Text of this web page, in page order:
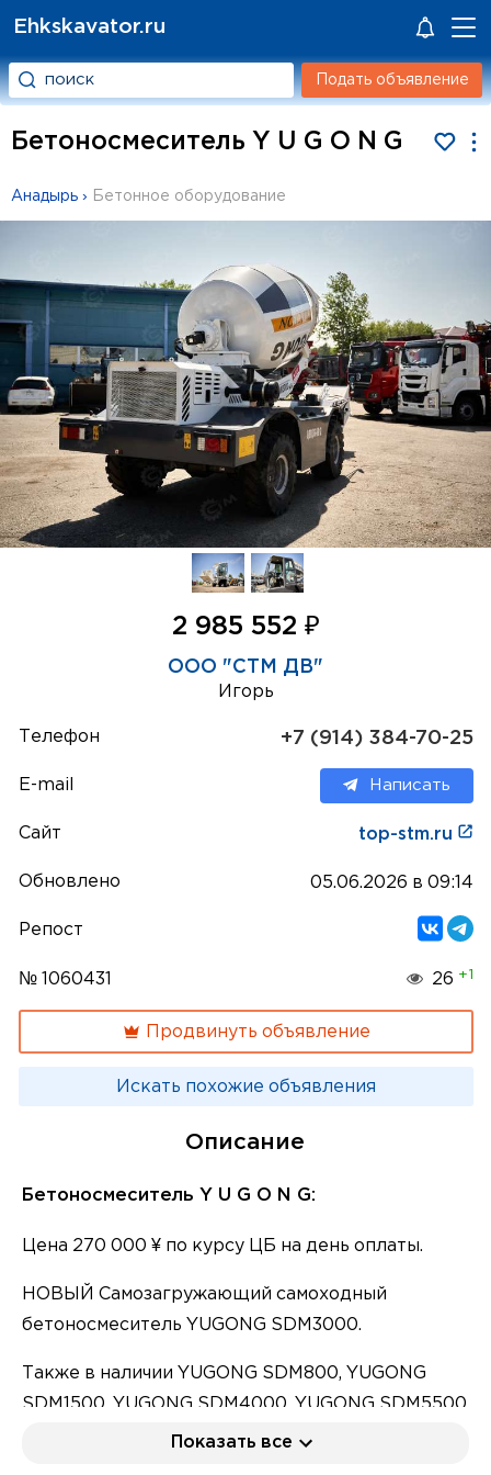
Ehkskavator.ru
Подать объявление
Бетоносмеситель Y U G O N G
Анадырь › Бетонное оборудование
2 985 552 ₽
ООО "СТМ ДВ"
Игорь
Телефон +7 (914) 384-70-25
E-mail Написать
Сайт top-stm.ru
Обновлено 05.06.2026 в 09:14
Репост
№ 1060431 26 +1
Продвинуть объявление
Искать похожие объявления
Описание
Бетоносмеситель Y U G O N G:
Цена 270 000 ¥ по курсу ЦБ на день оплаты.
НОВЫЙ Самозагружающий самоходный
бетоносмеситель YUGONG SDM3000.
Также в наличии YUGONG SDM800, YUGONG
SDM1500, YUGONG SDM4000, YUGONG SDM5500
Цена указaнa в г.Благовeщeнск без учeтa
Показать все